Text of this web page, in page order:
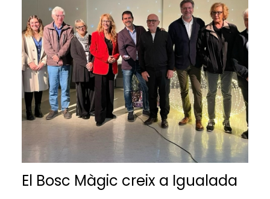
El Bosc Màgic creix a Igualada